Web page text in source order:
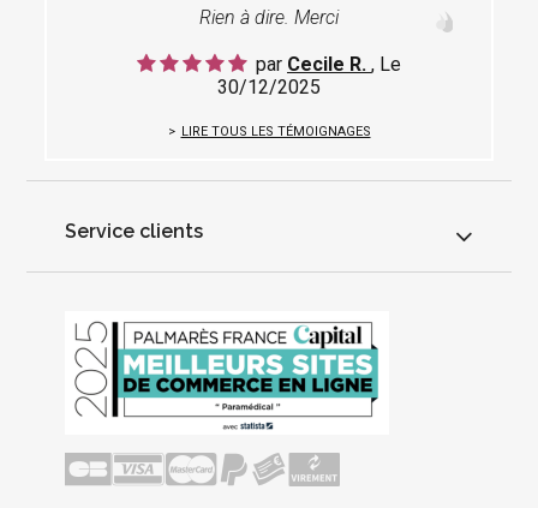
Rien à dire. Merci
par Cecile R. , Le
30/12/2025
LIRE TOUS LES TÉMOIGNAGES
Service clients